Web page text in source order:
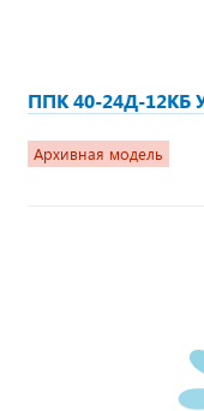
ППК 40-24Д-12КБ
Архивная модель